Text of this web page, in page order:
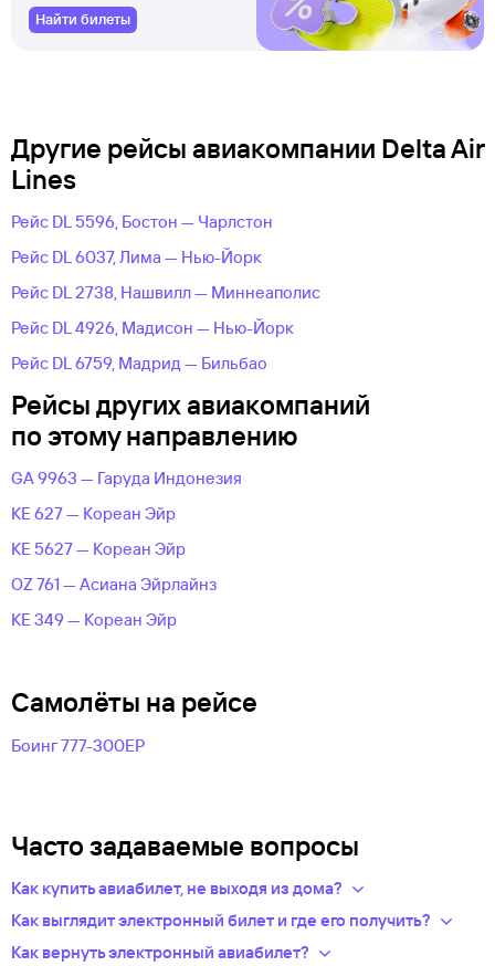
Найти билеты
Другие рейсы авиакомпании Delta Air
Lines
Рейс DL 5596, Бостон — Чарлстон
Рейс DL 6037, Лима — Нью-Йорк
Рейс DL 2738, Нашвилл — Миннеаполис
Рейс DL 4926, Мадисон — Нью-Йорк
Рейс DL 6759, Мадрид — Бильбао
Рейсы других авиакомпаний
по этому направлению
GA 9963 — Гаруда Индонезия
KE 627 — Кореан Эйр
KE 5627 — Кореан Эйр
OZ 761 — Асиана Эйрлайнз
KE 349 — Кореан Эйр
Самолёты на рейсе
Боинг 777-300ЕР
Часто задаваемые вопросы
Как купить авиабилет, не выходя из дома?
Укажите в нужных полях маршрут, дату поездки и число
из предложений сотен авиакомпаний.
Как выглядит электронный билет и где его получить?
После оплаты на сайте, в базе данных авиакомпании
Как вернуть электронный авиабилет?